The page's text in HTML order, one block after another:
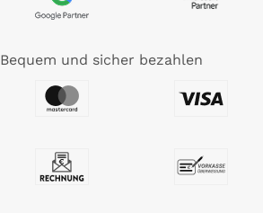
Bequem und sicher bezahlen